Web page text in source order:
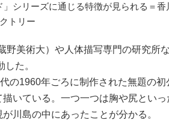
シリーズに通じる特徴が見られる＝香
トリー
美術大）や人体描写専門の研究所
た。
1960年ごろに制作された無題の初
いている。一つ一つは胸や尻といっ
川島の中にあったことが分かる。